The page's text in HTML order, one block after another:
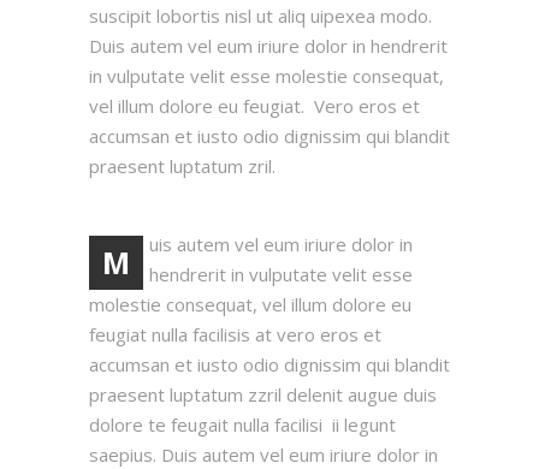
suscipit lobortis nisl ut aliq uipexea modo.
Duis autem vel eum iriure dolor in hendrerit
in vulputate velit esse molestie consequat,
vel illum dolore eu feugiat. Vero eros et
accumsan et iusto odio dignissim qui blandit
praesent luptatum zril.
M
uis autem vel eum iriure dolor in
hendrerit in vulputate velit esse
molestie consequat, vel illum dolore eu
feugiat nulla facilisis at vero eros et
accumsan et iusto odio dignissim qui blandit
praesent luptatum zzril delenit augue duis
dolore te feugait nulla facilisi ii legunt
saepius. Duis autem vel eum iriure dolor in